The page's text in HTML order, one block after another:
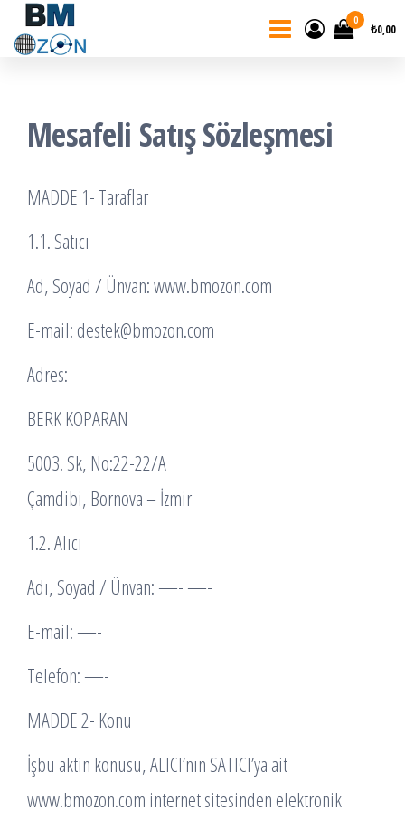
İçeriğe
atla
0
₺0,00
Mesafeli Satış Sözleşmesi
MADDE 1- Taraflar
1.1. Satıcı
Ad, Soyad / Ünvan: www.bmozon.com
E-mail: destek@bmozon.com
Adres:
BERK KOPARAN
5003. Sk, No:22-22/A
Çamdibi, Bornova – İzmir
1.2. Alıcı
Adı, Soyad / Ünvan: —- —-
E-mail: —-
Telefon: —-
MADDE 2- Konu
İşbu aktin konusu, ALICI’nın SATICI’ya ait
www.bmozon.com internet sitesinden elektronik